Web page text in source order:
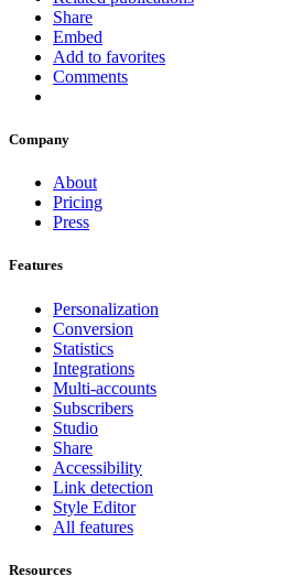
Share
Embed
Add to favorites
Comments
Company
About
Pricing
Press
Features
Personalization
Conversion
Statistics
Integrations
Multi-accounts
Subscribers
Studio
Share
Accessibility
Link detection
Style Editor
All features
Resources